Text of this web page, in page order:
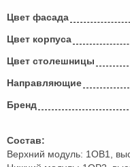
Цвет фасада
Цвет корпуса
Цвет столешницы
Направляющие
Бренд
Состав:
Верхний модуль: 1ОВ1,